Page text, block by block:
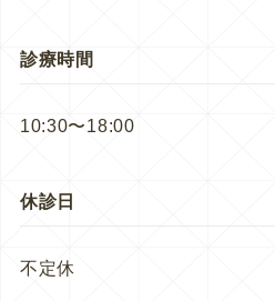
診療時間
10:30〜18:00
休診日
不定休